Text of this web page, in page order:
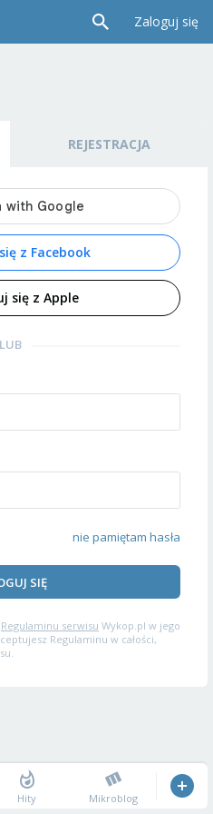
Zaloguj się
REJESTRACJA
z Facebook
się z Apple
LUB
nie pamiętam hasła
SIĘ
Regulaminu serwisu Wykop.pl w jego
Regulaminu w całości,
Hity Mikroblog